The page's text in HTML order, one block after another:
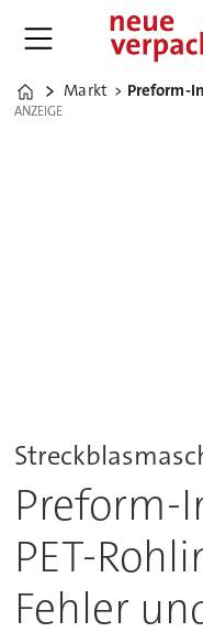
Home
Markt
ANZEIGE
ANZEIGE
Preform-
PET-
Fehler